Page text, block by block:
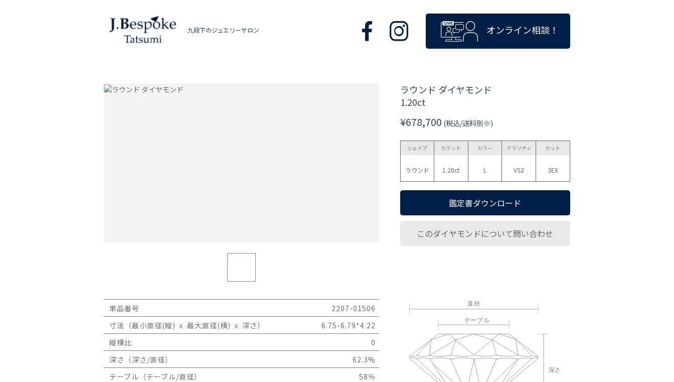
九段下のジュエリーサロン オンライン相談！
ラウンド ダイヤモンド
1.20ct
¥678,700 (税込/送料別※)
シェイプ
ラウンド
カラット
1.20ct
カラー
L
クラリティ
VS2
カット
3EX
鑑定書ダウンロード
このダイヤモンドについて問い合わせ
単品番号
2207-01506
寸法（最小直径(縦) ｘ 最大直径(横) ｘ 深さ）
6.75-6.79*4.22
縦横比
0
深さ（深さ/直径）
62.3%
テーブル（テーブル/直径）
58％